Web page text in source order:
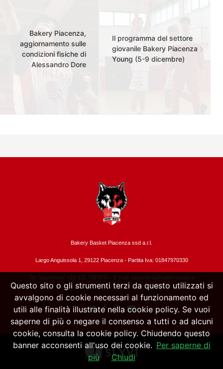
Bakery Piacenza,
aggiornamento sulle
condizioni fisiche di
Alessandro Dore
Il programma del settore
giovanile Bakery Piacenza
Young (5-9 dicembre)
Bakery Basket Piacenza ssd a.r.l.
Largo Anguissola 1, 29122 Piacenza - Partita Iva: 01847970330
Tel. Segreteria: +39 335.7897040 - E-mail: segreteria@bakerysport.it
Questo sito o gli strumenti terzi da questo utilizzati si
avvalgono di cookie necessari al funzionamento ed
utili alle finalità illustrate nella cookie policy. Se vuoi
saperne di più o negare il consenso a tutti o ad alcuni
cookie, consulta la cookie policy. Chiudendo questo
banner acconsenti all'uso dei cookie. Per saperne di
più
Chiudi